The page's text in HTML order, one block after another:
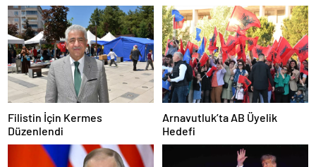
Filistin İçin Kermes
Düzenlendi
Arnavutluk’ta AB Üyelik
Hedefi